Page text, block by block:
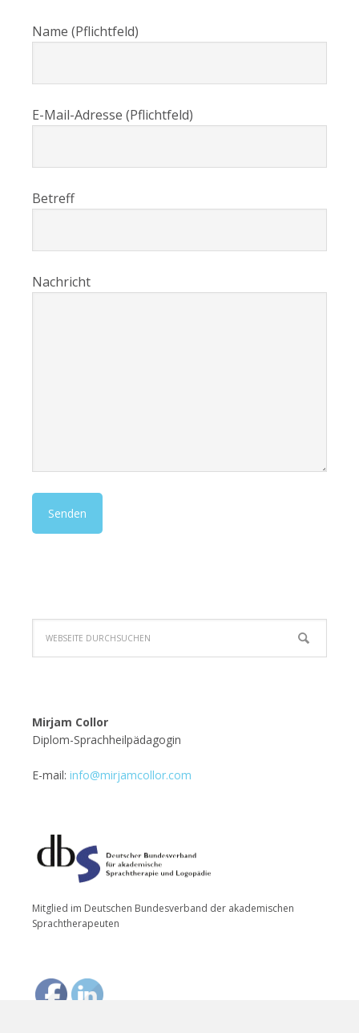
Name (Pflichtfeld)
E-Mail-Adresse (Pflichtfeld)
Betreff
Nachricht
Mirjam Collor
Diplom-Sprachheilpädagogin
E-mail: info@mirjamcollor.com
Mitglied im Deutschen Bundesverband der akademischen
Sprachtherapeuten